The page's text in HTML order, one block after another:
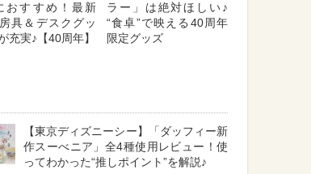
おすすめ！最新
房具＆デスクグッ
充実♪【40周年】
ラー」は絶対ほしい♪
“食卓”で映える40周年
限定グッズ
【東京ディズニーシー】「ダッフィー新
作スーべニア」全4種使用レビュー！使
ってわかった“推しポイント”を解説♪